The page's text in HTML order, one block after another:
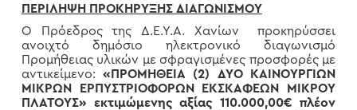
ΠΕΡΙΛΗΨΗ ΠΡΟΚΗΡΥΞΗΣ ΔΙΑΓΩΝΙΣΜΟΥ
Ο Πρόεδρος της Δ.Ε.Υ.Α. Χανίων προκηρύσσει
ανοιχτό δημόσιο ηλεκτρονικό διαγωνισμό
Προμήθειας υλικών με σφραγισμένες προσφορές με
αντικείμενο:« ΠΡΟΜΗΘΕΙΑ (2) ΔΥΟ ΚΑΙΝΟΥΡΓΙΩΝ
ΜΙΚΡΩΝ ΕΡΠΥΣΤΡΙΟΦΟΡΩΝ ΕΚΣΚΑΦΕΩΝ ΜΙΚΡΟΥ
ΠΛΑΤΟΥΣ» εκτιμώμενης αξίας 110.000,00€ πλέον